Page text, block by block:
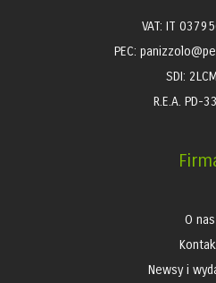
VAT: IT
PEC:
SDI:
R.E.A. PD-
O nas
Newsy i